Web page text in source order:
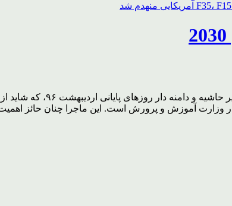
بسم الله الرحمن